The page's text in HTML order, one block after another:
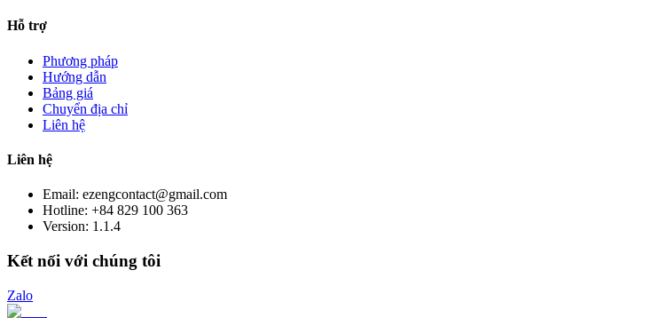
Hỗ trợ
Phương pháp
Hướng dẫn
Bảng giá
Chuyển địa chỉ
Liên hệ
Liên hệ
Email: ezengcontact@gmail.com
Hotline: +84 829 100 363
Version: 1.1.4
Kết nối với chúng tôi
Zalo